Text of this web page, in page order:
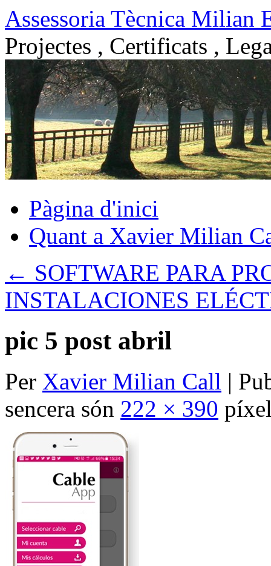
Vés
al
contingut
Assessoria Tècnica Milian
Projectes , Certificats ,
Pàgina d'inici
Quant a Xavier Milian
← SOFTWARE PARA
INSTALACIONES
pic 5 post abril
Per Xavier Milian Call |
sencera són 222 × 390